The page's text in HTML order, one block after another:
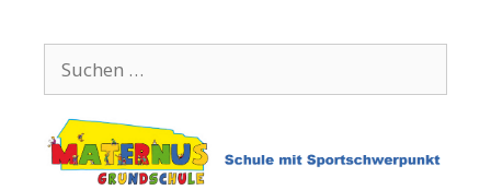
Inhalt
springen
nach: